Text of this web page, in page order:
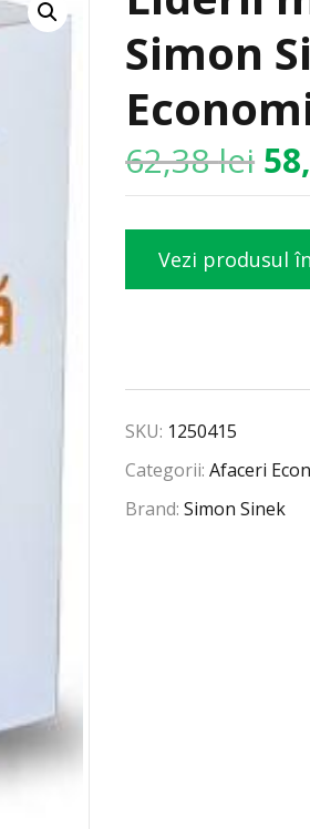
Simon
62,38lei
Vezi produsul
SKU: 1250415
Categorii:Afaceri
Brand:Simon Sinek